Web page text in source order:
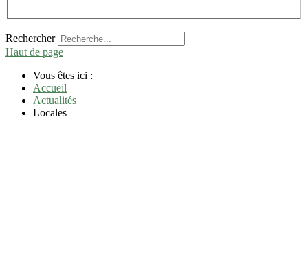
Rechercher
Haut de page
Vous êtes ici :
Accueil
Actualités
Locales